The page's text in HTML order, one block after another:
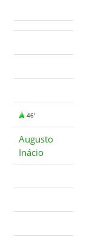
46'
Augusto
Inácio